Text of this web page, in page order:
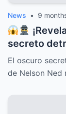
News • 9
secreto
Nelson Ned
rompe el
El oscuro
de Nelson Ned